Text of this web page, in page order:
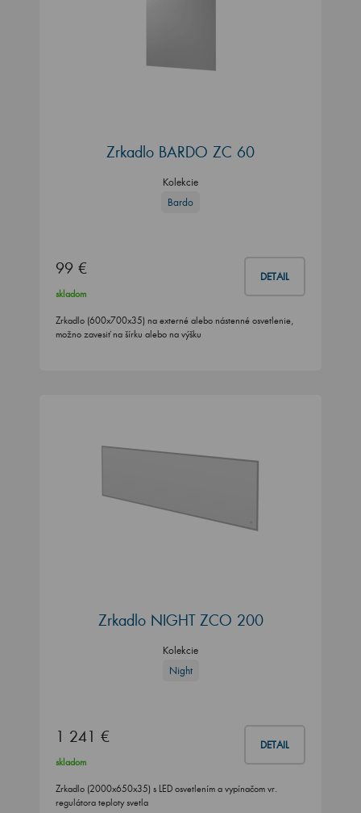
Zrkadlo BARDO ZC 60
Kolekcie
Bardo
99 € DETAIL
skladom
Zrkadlo (600x700x35) na externé alebo nástenné osvetlenie,
možno zavesiť na šírku alebo na výšku
Zrkadlo NIGHT ZCO 200
Kolekcie
Night
1 241 € DETAIL
skladom
Zrkadlo (2000x650x35) s LED osvetlením a vypínačom vr.
regulátora teploty svetla